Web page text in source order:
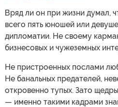
Вряд ли он при жизни думал,
всего пять юношей или
дипломатии. Не своему
бизнесовых и чужеземных
Не пристроенных послами
Не банальных предателей,
откровенно тупых. Зато
— именно такими кадрами